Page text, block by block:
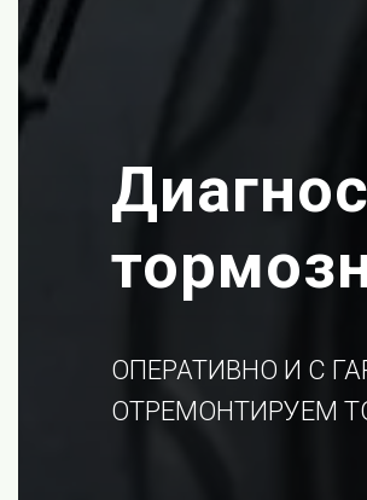
ОПЕРАТИВНО И С
ОТРЕМОНТИРУЕМ